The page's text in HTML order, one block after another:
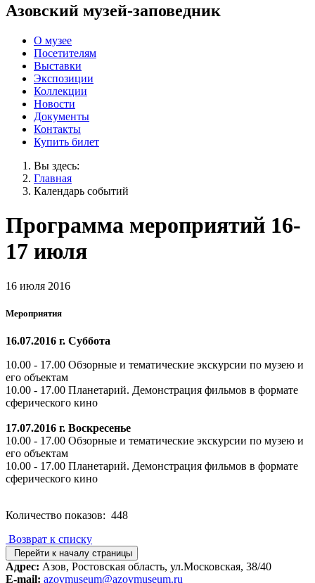
Азовский музей-заповедник
О музее
Посетителям
Выставки
Экспозиции
Коллекции
Новости
Документы
Контакты
Купить билет
Вы здесь:
Главная
Календарь событий
Программа мероприятий 16-
17 июля
16 июля 2016
Мероприятия
16.07.2016 г. Суббота
10.00 - 17.00 Обзорные и тематические экскурсии по музею и
его объектам
10.00 - 17.00 Планетарий. Демонстрация фильмов в формате
сферического кино
17.07.2016 г. Воскресенье
10.00 - 17.00 Обзорные и тематические экскурсии по музею и
его объектам
10.00 - 17.00 Планетарий. Демонстрация фильмов в формате
сферического кино
Количество показов: 448
Возврат к списку
Перейти к началу страницы
Адрес: Азов, Ростовская область, ул.Московская, 38/40
E-mail: azovmuseum@azovmuseum.ru